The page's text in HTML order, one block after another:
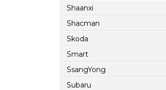
Shaanxi
Shacman
Skoda
Smart
SsangYong
Subaru